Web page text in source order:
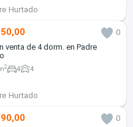
Hurtado
0
venta de 4 dorm. en Padre
2 4 4
Hurtado
0